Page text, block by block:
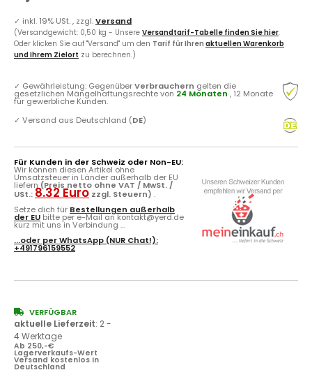
✓ inkl. 19% USt. , zzgl.Versand
(Versandgewicht: 0,50 kg - Unsere Versandtarif-Tabelle finden Sie hier.
Oder klicken Sie auf "Versand" um den Tarif für Ihren aktuellen Warenkorb
und Ihrem Zielort zu berechnen.)
✓ Gewährleistung: GegenüberVerbrauchern gelten die
gesetzlichen Mängelhaftungsrechte von 24 Monaten , 12 Monate
für gewerbliche Kunden.
✓ Versand aus Deutschland (DE)
Für Kunden in der Schweiz oder Non-EU:
Wir können diesen Artikel ohne
Umsatzsteuer in Länder außerhalb der EU
liefern(Preis netto ohne VAT / MwSt. /
USt.: 8.32 Euro zzgl. Steuern) .
Setze dich für Bestellungen außerhalb
der EU bitte per e-Mail an kontakt@yerd.de
kurz mit uns in Verbindung ...
...oder perWhatsApp (NUR Chat!):
+491796159552
VERFÜGBAR
aktuelle Lieferzeit: 2 -
4 Werktage
Ab 250,-€
Lagerverkaufs-Wert
Versand kostenlos in
Deutschland